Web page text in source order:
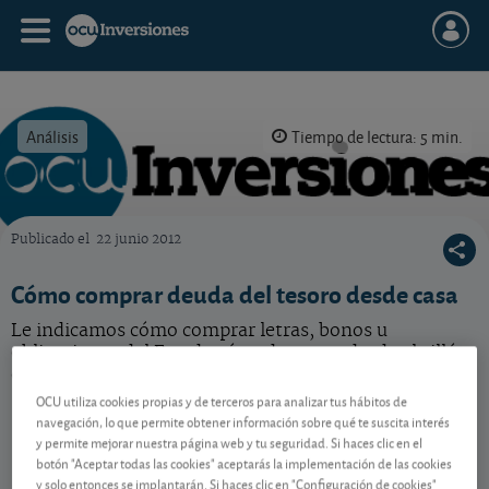
Análisis Tiempo de lectura: 5 min.
Publicado el 22 junio 2012
Cómo comprar deuda del tesoro desde casa
Le indicamos cómo comprar letras, bonos u
obligaciones del Estado cómodamente desde el sillón
Contenido reservado a SOCIOS
OCU utiliza cookies propias y de terceros para analizar tus hábitos de
navegación, lo que permite obtener información sobre qué te suscita interés
y permite mejorar nuestra página web y tu seguridad. Si haces clic en el
botón "Aceptar todas las cookies" aceptarás la implementación de las cookies
y solo entonces se implantarán. Si haces clic en "Configuración de cookies"